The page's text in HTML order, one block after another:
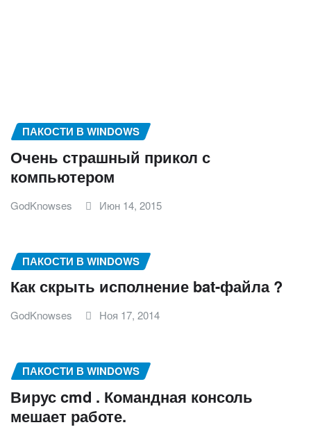
ПАКОСТИ В WINDOWS
Очень страшный прикол с
компьютером
GodKnowses Июн 14, 2015
ПАКОСТИ В WINDOWS
Как скрыть исполнение bat-файла ?
GodKnowses Ноя 17, 2014
ПАКОСТИ В WINDOWS
Вирус cmd . Командная консоль
мешает работе.